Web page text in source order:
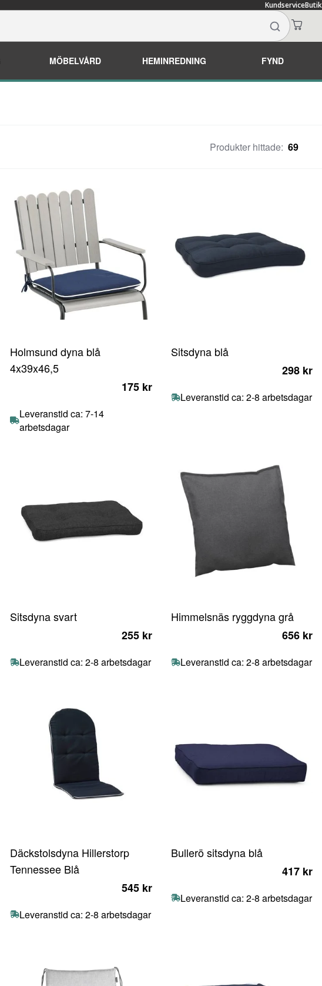
KundserviceButik
MÖBELVÅRD HEMINREDNING FYND
Produkter hittade: 69
Holmsund dyna blå
4x39x46,5
175 kr
Leveranstid ca: 7-14
arbetsdagar
Sitsdyna blå
298 kr
Leveranstid ca: 2-8 arbetsdagar
Sitsdyna svart
255 kr
Leveranstid ca: 2-8 arbetsdagar
Himmelsnäs ryggdyna grå
656 kr
Leveranstid ca: 2-8 arbetsdagar
Däckstolsdyna Hillerstorp
Tennessee Blå
545 kr
Leveranstid ca: 2-8 arbetsdagar
Bullerö sitsdyna blå
417 kr
Leveranstid ca: 2-8 arbetsdagar